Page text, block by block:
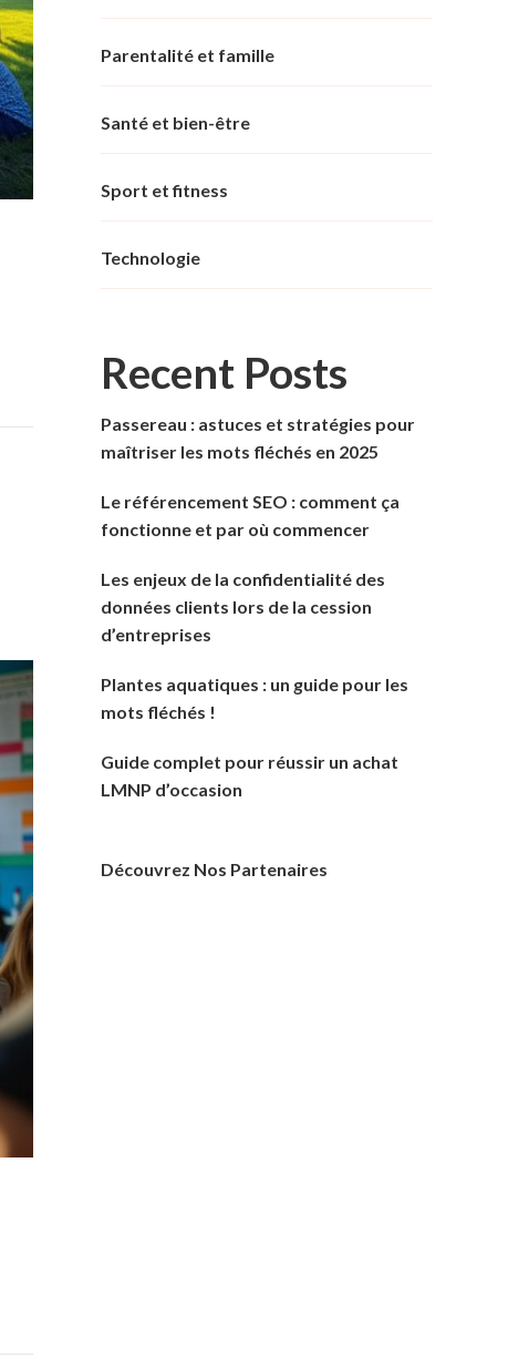
Parentalité et famille
Santé et bien-être
Sport et fitness
Technologie
Recent Posts
Passereau : astuces et stratégies pour
maîtriser les mots fléchés en 2025
Le référencement SEO : comment ça
fonctionne et par où commencer
Les enjeux de la confidentialité des
données clients lors de la cession
d’entreprises
Plantes aquatiques : un guide pour les
mots fléchés !
Guide complet pour réussir un achat
LMNP d’occasion
Découvrez Nos Partenaires